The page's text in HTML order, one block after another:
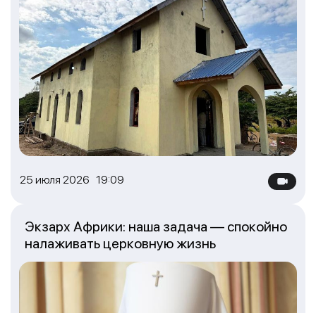
25 июля 2026 19:09
Экзарх Африки: наша задача — спокойно
налаживать церковную жизнь